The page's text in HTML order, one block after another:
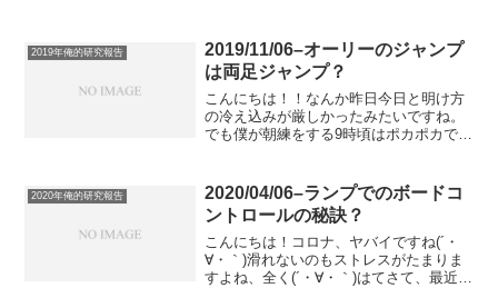
な軌跡のメモです(´・∀・｀)僕、オーリー
の前足...
2019年俺的研究報告
2019/11/06–オーリーのジャンプ
は両足ジャンプ？
こんにちは！！なんか昨日今日と明け方
の冷え込みが厳しかったみたいですね。
でも僕が朝練をする9時頃はポカポカで、
た時間にその辺でペチペチショービット
やってたんですよ...
2020年俺的研究報告
2020/04/06–ランプでのボードコ
ントロールの秘訣？
こんにちは！コロナ、ヤバイですね(´・
∀・｀)滑れないのもストレスがたまりま
すよね、全く(´・∀・｀)はてさて、最近で